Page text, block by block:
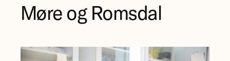
Møre og Romsdal